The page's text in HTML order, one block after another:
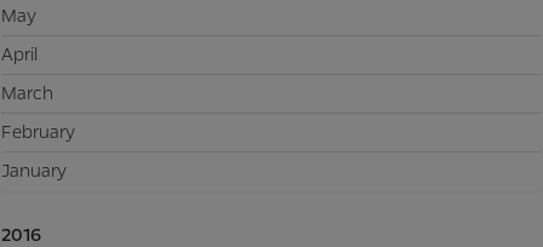
May
April
March
February
January
2016